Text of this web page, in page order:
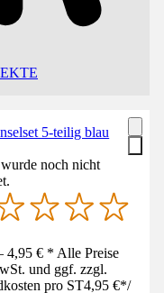
5-teilig blau
noch nicht
4,95 € * Alle Preise
und ggf. zzgl.
pro ST4,95 €*/